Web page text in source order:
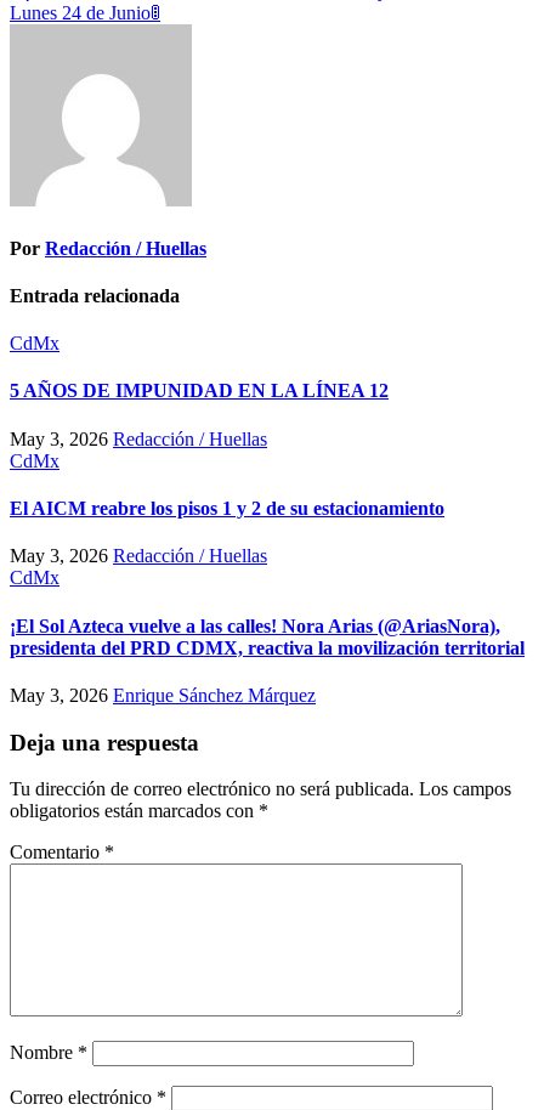
entradas
Lunes 24 de Junio🚦
Por Redacción / Huellas
Entrada relacionada
CdMx
5 AÑOS DE IMPUNIDAD EN LA LÍNEA 12
May 3, 2026 Redacción / Huellas
CdMx
El AICM reabre los pisos 1 y 2 de su estacionamiento
May 3, 2026 Redacción / Huellas
CdMx
¡El Sol Azteca vuelve a las calles! Nora Arias (@AriasNora),
presidenta del PRD CDMX, reactiva la movilización territorial
May 3, 2026 Enrique Sánchez Márquez
Deja una respuesta
Tu dirección de correo electrónico no será publicada. Los campos
obligatorios están marcados con *
Comentario *
Nombre *
Correo electrónico *